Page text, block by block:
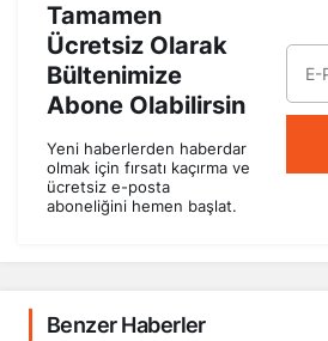
Tamamen
Ücretsiz Olarak
Bültenimize
Abone Olabilirsin
Yeni haberlerden haberdar
olmak için fırsatı kaçırma ve
ücretsiz e-posta
aboneliğini hemen başlat.
Benzer Haberler